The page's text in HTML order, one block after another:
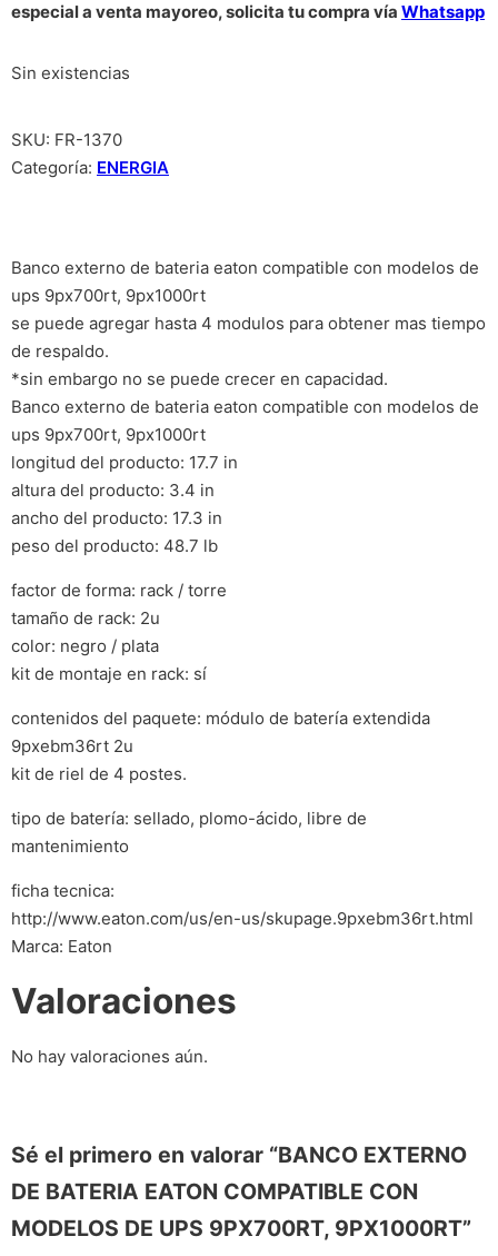
especial a venta mayoreo, solicita tu compra vía Whatsapp
Sin existencias
SKU: FR-1370
Categoría: ENERGIA
Banco externo de bateria eaton compatible con modelos de
ups 9px700rt, 9px1000rt
se puede agregar hasta 4 modulos para obtener mas tiempo
de respaldo.
*sin embargo no se puede crecer en capacidad.
Banco externo de bateria eaton compatible con modelos de
ups 9px700rt, 9px1000rt
longitud del producto: 17.7 in
altura del producto: 3.4 in
ancho del producto: 17.3 in
peso del producto: 48.7 lb
factor de forma: rack / torre
tamaño de rack: 2u
color: negro / plata
kit de montaje en rack: sí
contenidos del paquete: módulo de batería extendida
9pxebm36rt 2u
kit de riel de 4 postes.
tipo de batería: sellado, plomo-ácido, libre de
mantenimiento
ficha tecnica:
http://www.eaton.com/us/en-us/skupage.9pxebm36rt.html
Marca: Eaton
Valoraciones
No hay valoraciones aún.
Sé el primero en valorar “BANCO EXTERNO
DE BATERIA EATON COMPATIBLE CON
MODELOS DE UPS 9PX700RT, 9PX1000RT”